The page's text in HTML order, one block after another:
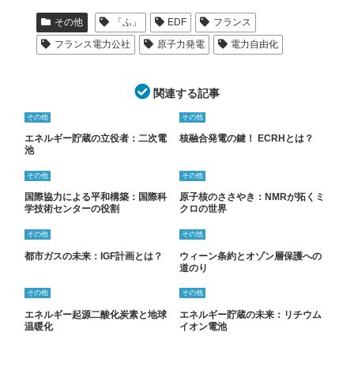
その他 「ふ」 EDF
フランス
フランス電力公社
原子力発電 電力自由化
関連する記事
その他
エネルギー貯蔵の立役者：二次電
池
その他
核融合発電の鍵！ ECRHとは？
その他
国際協力による平和構築：国際科
学技術センターの役割
その他
原子核のささやき：NMRが拓くミ
クロの世界
その他
都市ガスの未来：IGF計画とは？
その他
ウィーン条約とオゾン層保護への
道のり
その他
エネルギー起源二酸化炭素と地球
温暖化
その他
エネルギー貯蔵の未来：リチウム
イオン電池